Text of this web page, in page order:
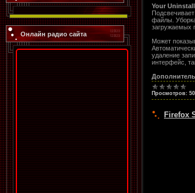
Онлайн радио сайта
Your
файлы.
загружаемых
Может
удаление
интерфейс,
Просмотров:
Firefox